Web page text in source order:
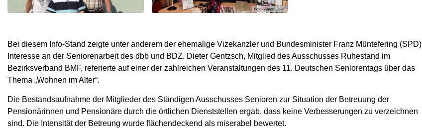
Bei diesem Info-Stand zeigte unter anderem der ehemalige Vizekanzler und Bundesminister Franz Müntefering (SPD)
Interesse an der Seniorenarbeit des dbb und BDZ. Dieter Gentzsch, Mitglied des Ausschusses Ruhestand im
Bezirksverband BMF, referierte auf einer der zahlreichen Veranstaltungen des 11. Deutschen Seniorentags über das
Thema „Wohnen im Alter“.
Die Bestandsaufnahme der Mitglieder des Ständigen Ausschusses Senioren zur Situation der Betreuung der
Pensionärinnen und Pensionäre durch die örtlichen Dienststellen ergab, dass keine Verbesserungen zu verzeichnen
sind. Die Intensität der Betreung wurde flächendeckend als miserabel bewertet.